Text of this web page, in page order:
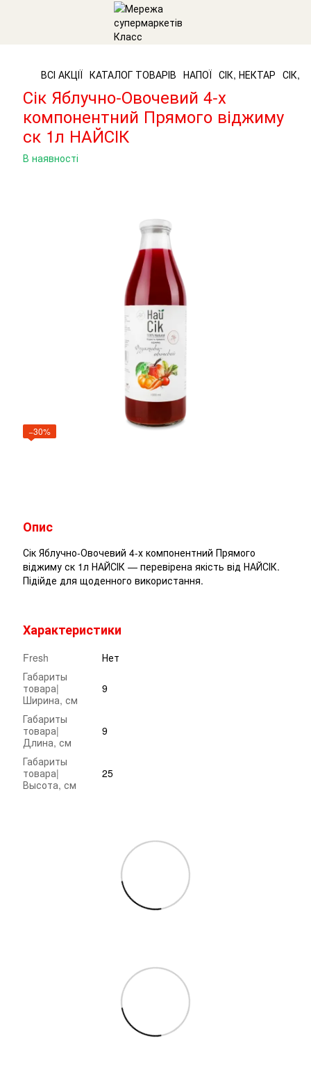
ВСІ АКЦІЇ КАТАЛОГ ТОВАРІВ НАПОЇ СІК, НЕКТАР СІК,
Сік Яблучно-Овочевий 4-х
компонентний Прямого віджиму
ск 1л НАЙСІК
В наявності
−30%
Опис
Сік Яблучно-Овочевий 4-х компонентний Прямого
віджиму ск 1л НАЙСІК — перевірена якість від НАЙСІК.
Підійде для щоденного використання.
Характеристики
Fresh
Нет
Габариты
товара|
Ширина, см
9
Габариты
товара|
Длина, см
9
Габариты
товара|
Высота, см
25